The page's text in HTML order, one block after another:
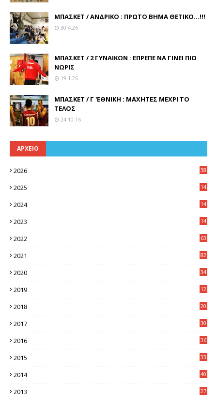
ΜΠΑΣΚΕΤ / ΑΝΔΡΙΚΟ : ΠΡΩΤΟ ΒΗΜΑ ΘΕΤΙΚΟ...!!!
30.4.26
ΜΠΑΣΚΕΤ / 2 ΓΥΝΑΙΚΩΝ : ΕΠΡΕΠΕ ΝΑ ΓΙΝΕΙ ΠΙΟ
ΝΩΡΙΣ
19.1.26
ΜΠΑΣΚΕΤ / Γ 'ΕΘΝΙΚΗ : ΜΑΧΗΤΕΣ ΜΕΧΡΙ ΤΟ
ΤΕΛΟΣ
24.10.16
ΑΡΧΕΙΟ
2026 38
2025
14
2024
14
2023
14
2022 63
2021 82
2020 34
2019
12
2018
20
2017
30
2016
36
2015
33
2014
40
2013
27